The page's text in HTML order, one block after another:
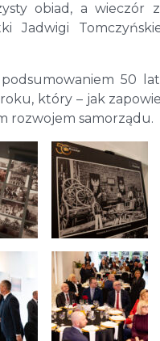
obiad, a wieczór
Jadwigi
50
który – jak
rozwojem samorządu.